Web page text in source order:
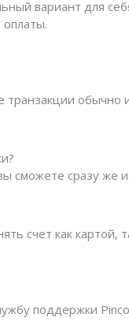
вариант для
транзакции
сможете сразу же
счет как картой,
поддержки